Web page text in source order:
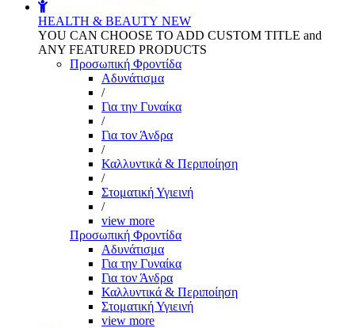
HEALTH & BEAUTY NEW
YOU CAN CHOOSE TO ADD CUSTOM TITLE and
ANY FEATURED PRODUCTS
Προσωπική Φροντίδα
Αδυνάτισμα
/
Για την Γυναίκα
/
Για τον Άνδρα
/
Καλλυντικά & Περιποίηση
/
Στοματική Υγιεινή
/
view more
Προσωπική Φροντίδα
Αδυνάτισμα
Για την Γυναίκα
Για τον Άνδρα
Καλλυντικά & Περιποίηση
Στοματική Υγιεινή
view more